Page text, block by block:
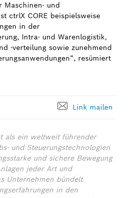
Maschinen- und
ctrlX CORE beispielsweise
in der
Intra- und Warenlogistik,
-verteilung sowie zunehmend
resümiert
Link mailen
als ein weltweit führender
und Steuerungstechnologien
und sichere Bewegung
jeder Art und
Unternehmen bündelt
in den